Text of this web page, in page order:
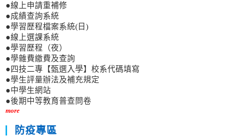
●線上申請重補修
●成績查詢系統
●學習歷程檔案系統(日)
●線上選課系統
●學習歷程（夜）
●學雜費繳費及查詢
●四技二專【甄選入學】校系代碼填寫
●學生評量辦法及補充規定
●中學生網站
●後期中等教育普查問卷
more
防疫專區